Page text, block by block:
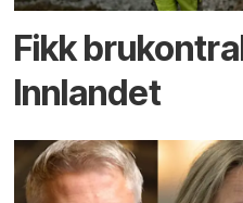
Fikk
Innlandet